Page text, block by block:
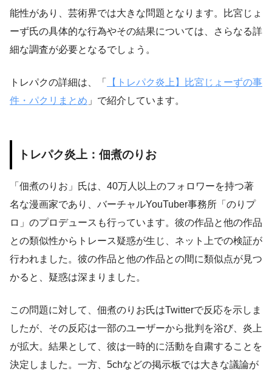
能性があり、芸術界では大きな問題となります。比宮じょ
ーず氏の具体的な行為やその結果については、さらなる詳
細な調査が必要となるでしょう。
トレパクの詳細は、「
【トレパク炎上】比宮じょーずの事
件・パクリまとめ 」で紹介しています。
トレパク炎上：佃煮のりお
「佃煮のりお」氏は、40万人以上のフォロワーを持つ著
名な漫画家であり、バーチャルYouTuber事務所「のりプ
ロ」のプロデュースも行っています。彼の作品と他の作品
との類似性からトレース疑惑が生じ、ネット上での検証が
行われました。彼の作品と他の作品との間に類似点が見つ
かると、疑惑は深まりました。
この問題に対して、佃煮のりお氏はTwitterで反応を示しま
したが、その反応は一部のユーザーから批判を浴び、炎上
が拡大。結果として、彼は一時的に活動を自粛することを
決定しました。一方、5chなどの掲示板では大きな議論が